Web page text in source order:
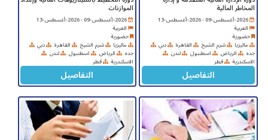
المخاطر المالية
2026-أغسطس-09 - 2026-أغسطس-13
العربية
حضورية
ماليزيا شرم الشيخ القاهرة دبي
جده الرياض اسطنبول لندن
الاسكندرية قطر
التفاصيل
الموازنات
2026-أغسطس-09 - 2026-أغسطس-13
العربية
حضورية
ماليزيا شرم الشيخ القاهرة دبي
جده الرياض اسطنبول لندن
الاسكندرية قطر
التفاصيل